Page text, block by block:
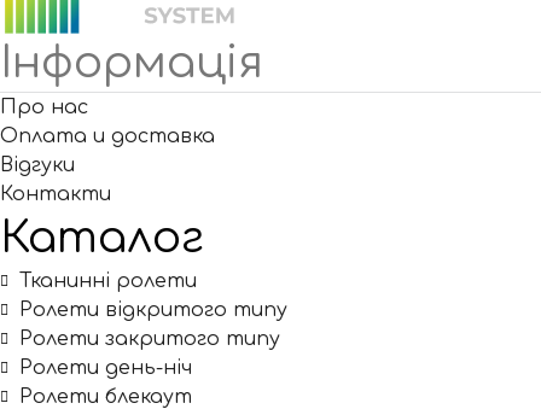
Інформація
Про нас
Оплата и доставка
Відгуки
Контакти
Каталог
Тканинні ролети
Ролети відкритого типу
Ролети закритого типу
Ролети день-ніч
Ролети блекаут